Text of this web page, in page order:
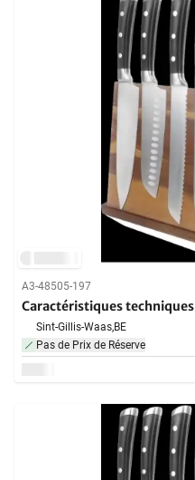
A3-48505-197
Caractéristiques techniques
Sint-Gillis-Waas,BE
Pas de Prix de Réserve